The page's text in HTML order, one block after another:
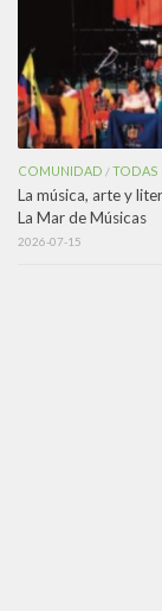
COMUNIDAD /TODAS
La música, arte y
La Mar de Músicas
2026-07-15